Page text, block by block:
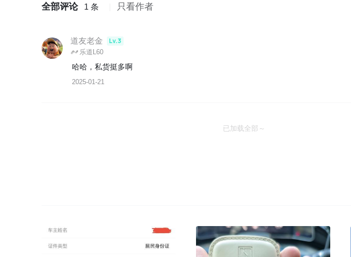
全部评论 1 条 只看作者
道友老金 Lv.3
乐道L60
哈哈，私货挺多啊
2025-01-21
已加载全部～